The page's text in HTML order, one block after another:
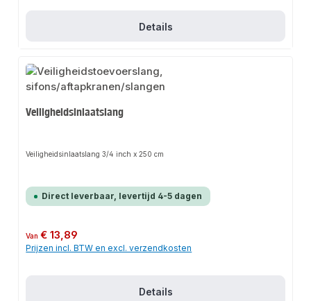
Details
Veiligheidsinlaatslang
Veiligheidsinlaatslang 3/4 inch x 250 cm
Direct leverbaar, levertijd 4-5 dagen
Normale prijs:
Van€ 13,89
Prijzen incl. BTW en excl. verzendkosten
Details